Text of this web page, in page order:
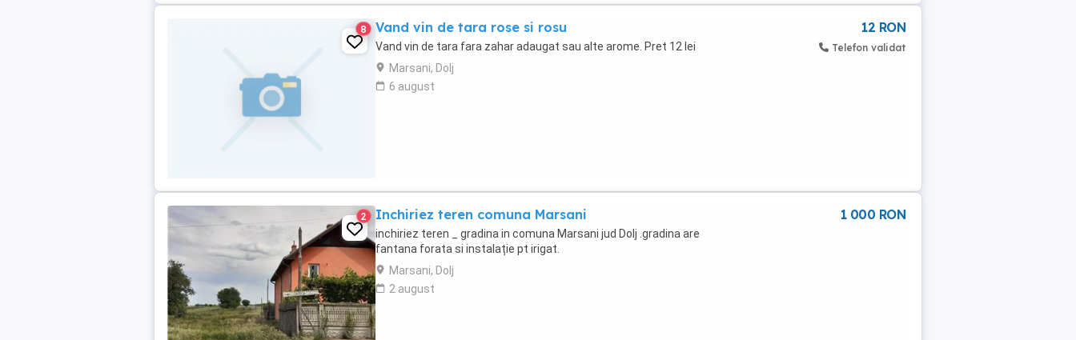
8 Vand vin de tara rose si rosu
Vand vin de tara fara zahar adaugat sau alte arome. Pret 12 lei
Marsani, Dolj
6 august
12 RON
Telefon validat
2 Inchiriez teren comuna Marsani
inchiriez teren _ gradina in comuna Marsani jud Dolj .gradina are
fantana forata si instalație pt irigat.
Marsani, Dolj
2 august
1 000 RON